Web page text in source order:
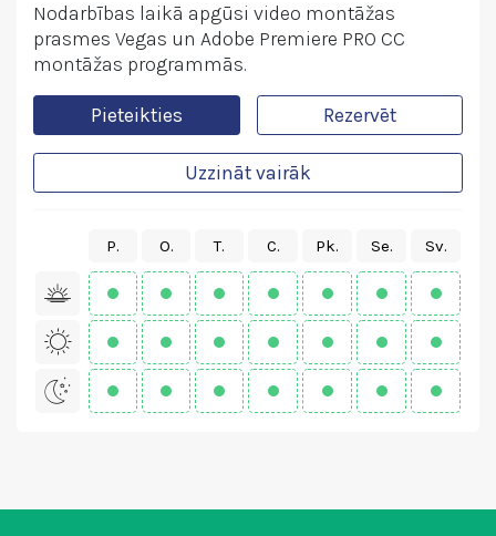
Nodarbības laikā apgūsi video montāžas
prasmes Vegas un Adobe Premiere PRO CC
montāžas programmās.
Pieteikties Rezervēt
Uzzināt vairāk
P. O. T. C. Pk. Se. Sv.